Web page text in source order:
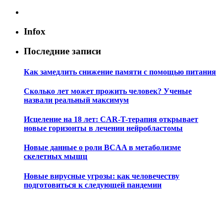
Infox
Последние записи
Как замедлить снижение памяти с помощью питания
Сколько лет может прожить человек? Ученые
назвали реальный максимум
Исцеление на 18 лет: CAR-T-терапия открывает
новые горизонты в лечении нейробластомы
Новые данные о роли BCAA в метаболизме
скелетных мышц
Новые вирусные угрозы: как человечеству
подготовиться к следующей пандемии